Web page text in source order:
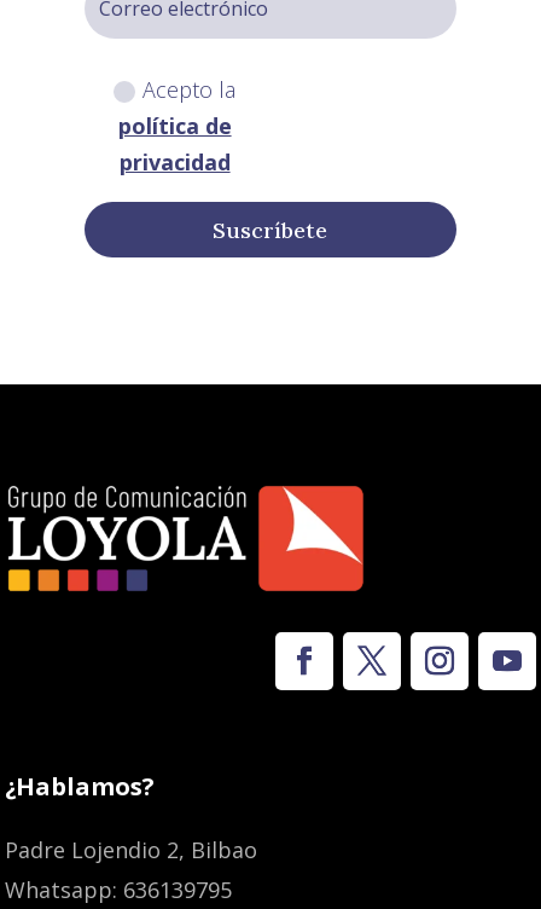
Acepto la
política de
privacidad
Suscríbete
¿Hablamos?
Padre Lojendio 2, Bilbao
Whatsapp: 636139795